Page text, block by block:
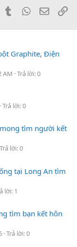
TumblrWhatsApp
Email
Graphite, Điện
AM Trả lời: 0
Trả lời: 0
tìm người kết
Trả lời: 0
tại Long An tìm
lời: 1
tìm bạn kết hôn
Trả lời: 0